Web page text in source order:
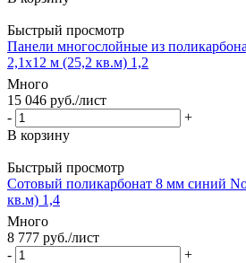
Быстрый просмотр
Панели многослойные из
2,1х12 м (25,2 кв.м) 1,2
Много
15 046 руб./лист
-
+
В корзину
Быстрый просмотр
Сотовый поликарбонат 8 мм синий
кв.м) 1,4
Много
8 777 руб./лист
-
+